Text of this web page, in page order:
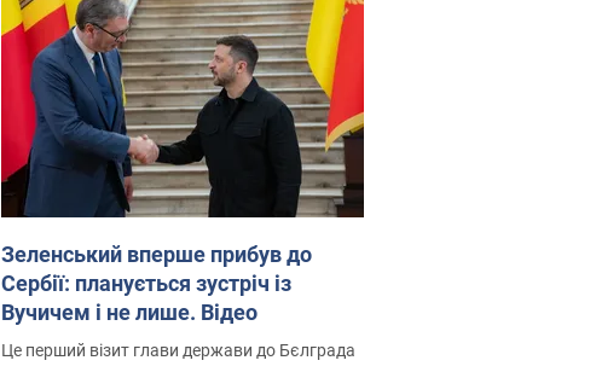
Зеленський вперше прибув до
Сербії: планується зустріч із
Вучичем і не лише. Відео
Це перший візит глави держави до Бєлграда